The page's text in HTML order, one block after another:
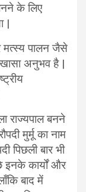
के लिए
|
मत्स्य पालन जैसे
खासा अनुभव है |
राज्यपाल बनने
मुर्मू का नाम
पिछली बार भी
इनके कार्यों और
बाद में